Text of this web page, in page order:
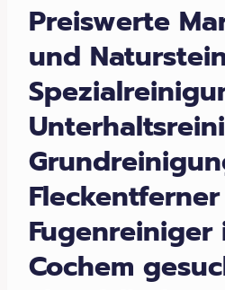
Preiswerte
und
Fugenreiniger
Cochem